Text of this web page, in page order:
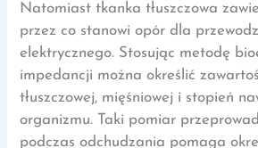
Natomiast tkanka tłuszczowa
przez co stanowi opór dla
elektrycznego. Stosując metodę
impedancji można określić
tłuszczowej, mięśniowej i stopień
organizmu. Taki pomiar
podczas odchudzania pomaga